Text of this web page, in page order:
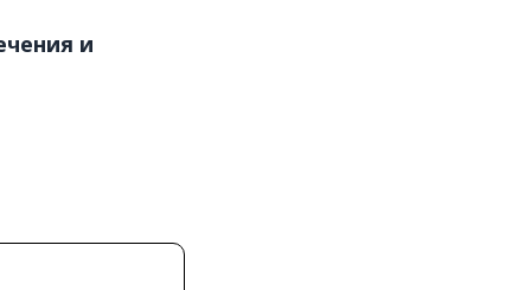
и